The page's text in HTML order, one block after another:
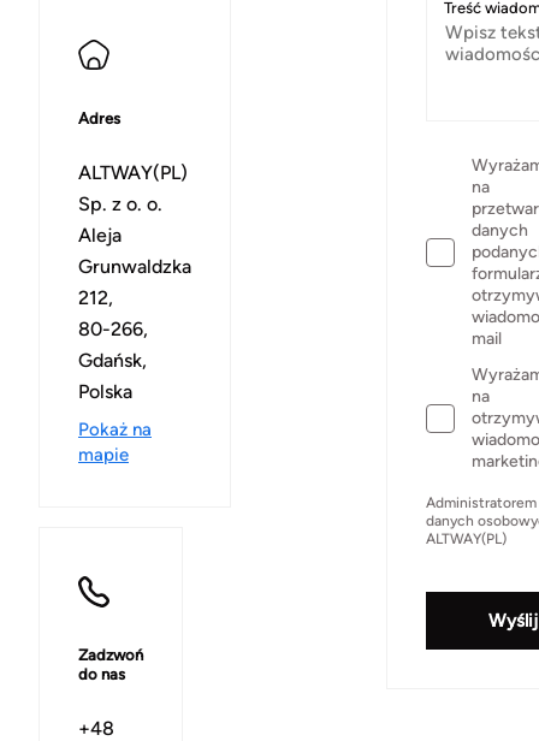
Adres
ALTWAY(PL)
Sp. z o. o.
Aleja
Grunwaldzka
212,
80-266,
Gdańsk,
Polska
Pokaż na
mapie
Zadzwoń
do nas
+48
Treść
na
danych
mail
na
danych
ALTWAY(PL)
Wyślij